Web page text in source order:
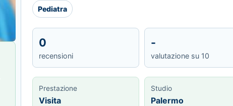
Pediatra
0
recensioni
-
valutazione su 10
Prestazione
Visita
Studio
Palermo